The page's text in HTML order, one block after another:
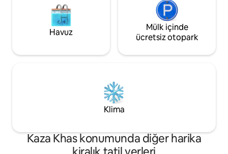
Havuz
Mülk içinde
ücretsiz otopark
Klima
Kaza Khas konumunda diğer harika